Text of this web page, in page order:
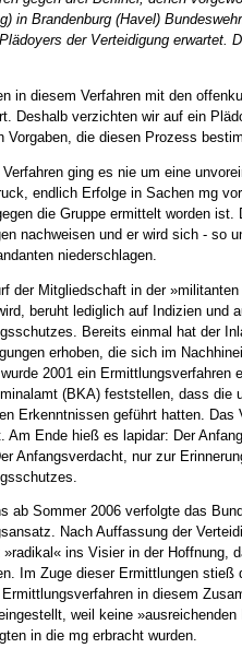
in Brandenburg (Havel)
der Verteidigung erwartet.
in diesem Verfahren mit den
Deshalb verzichten wir auf ein
Vorgaben, die diesen Prozess
Verfahren ging es nie um eine
endlich Erfolge in Sachen mg
die Gruppe ermittelt worden
nachweisen und er wird sich - so
niederschlagen.
der Mitgliedschaft in der
beruht lediglich auf Indizien und
Bereits einmal hat der
erhoben, die sich im
2001 ein
(BKA) feststellen, dass die
Erkenntnissen geführt hatten.
Am Ende hieß es lapidar: Der
Anfangsverdacht, nur zur
ab Sommer 2006 verfolgte das
Nach Auffassung der
ins Visier in der Hoffnung,
Im Zuge dieser Ermittlungen stieß
in diesem
weil keine
in die mg erbracht wurden.